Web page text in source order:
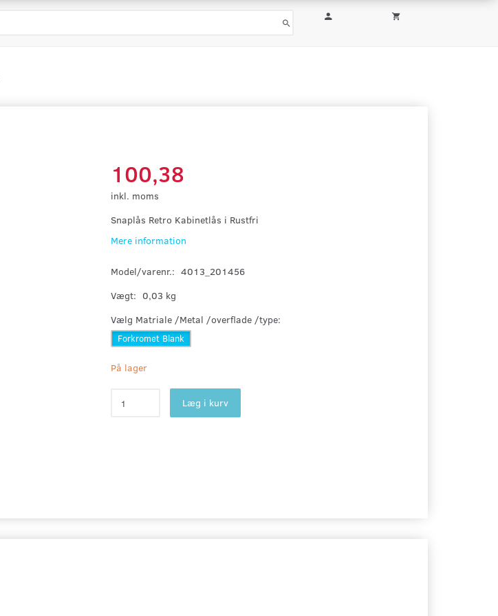
100,38
inkl. moms
Snaplås Retro Kabinetlås i Rustfri
Mere information
Model/varenr.: 4013_201456
Vægt: 0,03 kg
Vælg Matriale /Metal /overflade /type:
Forkromet Blank
På lager
Læg i kurv